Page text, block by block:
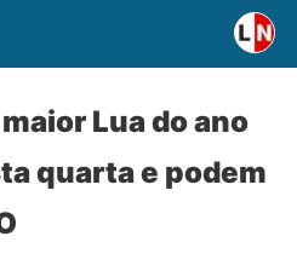
Lua do ano
quarta e podem